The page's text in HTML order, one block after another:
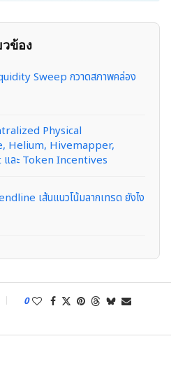
ข้อง
Sweep กวาดสภาพคล่อง
Physical
Helium, Hivemapper,
ละ Token Incentives
เส้นแนวโน้มลากเทรด ยังไง
0